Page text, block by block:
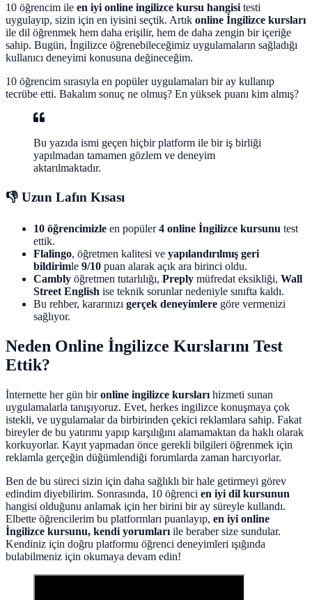
10 öğrencim ile en iyi online ingilizce kursu hangisi testi
uygulayıp, sizin için en iyisini seçtik. Artık online İngilizce kursları
ile dil öğrenmek hem daha erişilir, hem de daha zengin bir içeriğe
sahip. Bugün, İngilizce öğrenebileceğimiz uygulamaların sağladığı
kullanıcı deneyimi konusuna değineceğim.
10 öğrencim sırasıyla en popüler uygulamaları bir ay kullanıp
tecrübe etti. Bakalım sonuç ne olmuş? En yüksek puanı kim almış?
Bu yazıda ismi geçen hiçbir platform ile bir iş birliği
yapılmadan tamamen gözlem ve deneyim
aktarılmaktadır.
👎 Uzun Lafın Kısası
10 öğrencimizle en popüler4 online İngilizce kursunu test
ettik.
Flalingo, öğretmen kalitesi ve yapılandırılmış geri
bildirimle 9/10 puan alarak açık ara birinci oldu.
Cambly öğretmen tutarlılığı, Preply müfredat eksikliği, Wall
Street English ise teknik sorunlar nedeniyle sınıfta kaldı.
Bu rehber, kararınızı gerçek deneyimlere göre vermenizi
sağlıyor.
Neden Online İngilizce Kurslarını Test
Ettik?
İnternette her gün bironline ingilizce kursları hizmeti sunan
uygulamalarla tanışıyoruz. Evet, herkes ingilizce konuşmaya çok
istekli, ve uygulamalar da birbirinden çekici reklamlara sahip. Fakat
bireyler de bu yatırımı yapıp karşılığını alamamaktan da haklı olarak
korkuyorlar. Kayıt yapmadan önce gerekli bilgileri öğrenmek için
reklamla gerçeğin düğümlendiği forumlarda zaman harcıyorlar.
Ben de bu süreci sizin için daha sağlıklı bir hale getirmeyi görev
edindim diyebilirim. Sonrasında, 10 öğrenci en iyi dil kursunun
hangisi olduğunu anlamak için her birini bir ay süreyle kullandı.
Elbette öğrencilerim bu platformları puanlayıp, en iyi online
İngilizce kursunu, kendi yorumları ile beraber size sundular.
Kendiniz için doğru platformu öğrenci deneyimleri ışığında
bulabilmeniz için okumaya devam edin!